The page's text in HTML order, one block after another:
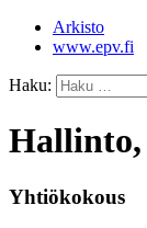
Arkisto
www.epv.fi
Haku:
Hallinto,
Yhtiökokous